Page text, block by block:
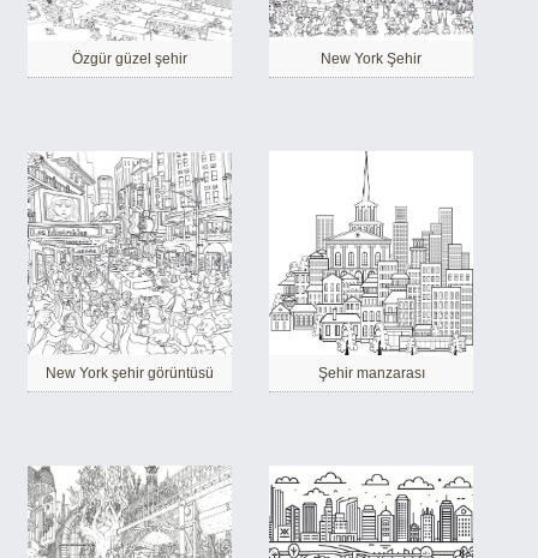
Özgür güzel şehir New York Şehir
New York şehir görüntüsü Şehir manzarası